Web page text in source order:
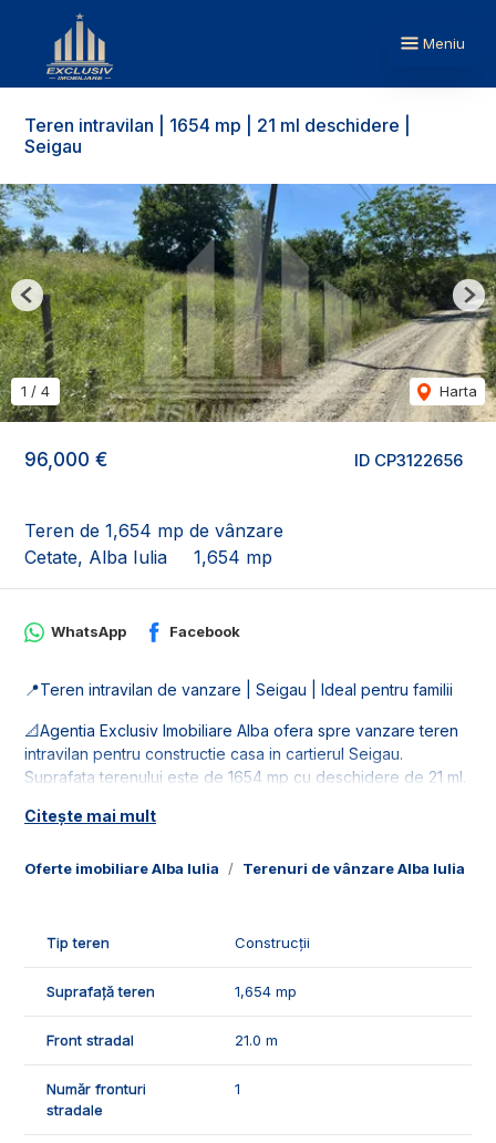
Meniu
Teren intravilan | 1654 mp | 21 ml deschidere |
Seigau
ID CP3122656
96,000 €
Teren de 1,654 mp de vânzare
Cetate, Alba Iulia
1,654 mp
1 / 4 Harta
Previous
Oferte imobiliare Alba Iulia Terenuri de vânzare Alba Iulia
WhatsApp Facebook
📍Teren intravilan de vanzare | Seigau | Ideal pentru familii
📐Agentia Exclusiv Imobiliare Alba ofera spre vanzare teren
intravilan pentru constructie casa in cartierul Seigau.
Suprafata terenului este de 1654 mp cu deschidere de 21 ml.
🚰Terenul dispune de retele de utilitati in apropiere.
🤝Recomandam acest teren pentru familiile care vor o
vizionari, suntem disponibili pentru dumneavostra, Echipa
Exclusiv Imobiliare Alba!
Citește mai mult
Tip teren Construcții
Suprafață teren 1,654 mp
Front stradal 21.0 m
Număr fronturi
stradale
1